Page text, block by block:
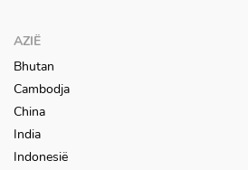
AZIË
Bhutan
Cambodja
China
India
Indonesië